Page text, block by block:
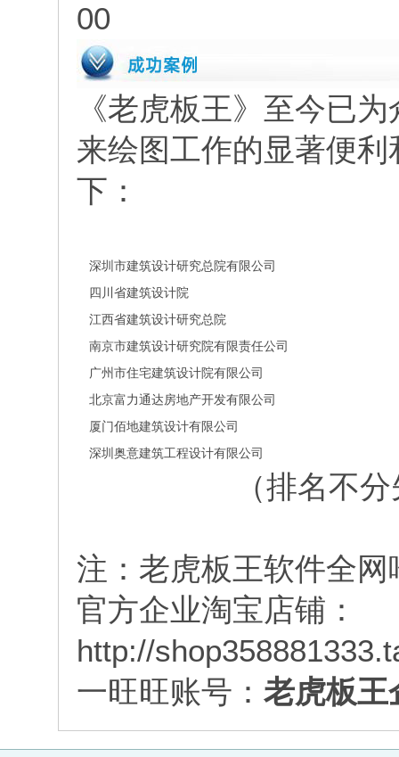
00
《老虎板王》至今已
来绘图工作的显著便
下：
深圳市建筑设计研究总院有限公司
四川省建筑设计院
江西省建筑设计研究总院
南京市建筑设计研究院有限责任公司
广州市住宅建筑设计院有限公司
北京富力通达房地产开发有限公司
厦门佰地建筑设计有限公司
深圳奥意建筑工程设计有限公司
（排名不
注：老虎板王软件全
官方企业淘宝店铺：
http://
一旺旺账号： 老虎板王